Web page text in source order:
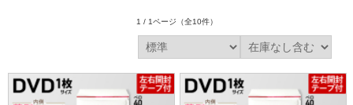
1 / 1ページ （全10件）